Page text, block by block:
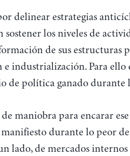
delinear estrategias
los niveles de
de sus estructuras
industrialización. Para ello
de política ganado durante
maniobra para encarar
durante lo peor
lado, de mercados